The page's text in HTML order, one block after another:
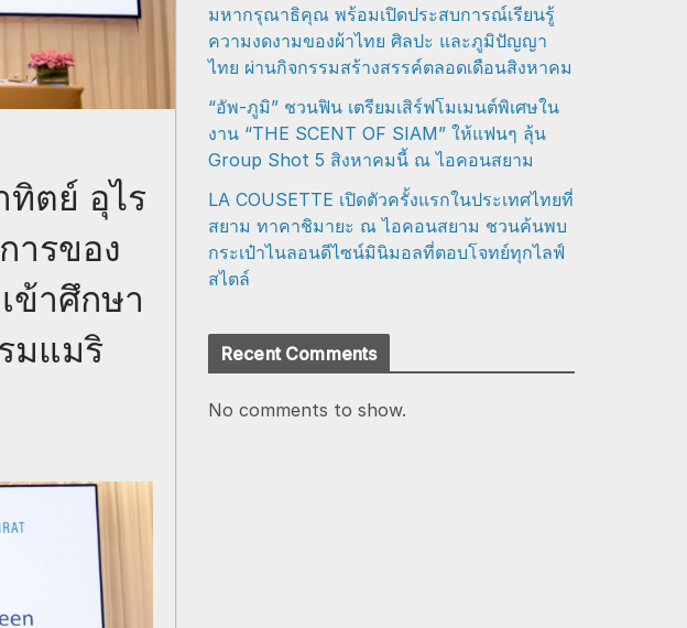
ตย์ อุไร
ารของ
ข้าศึกษา
มแมริ
มหากรุณาธิคุณ พร้อมเปิดประสบการณ์เรียนรู้
ความงดงามของผ้าไทย ศิลปะ และภูมิปัญญา
ไทย ผ่านกิจกรรมสร้างสรรค์ตลอดเดือนสิงหาคม
“อัพ-ภูมิ” ชวนฟิน เตรียมเสิร์ฟโมเมนต์พิเศษใน
งาน “THE SCENT OF SIAM” ให้แฟนๆ ลุ้น
Group Shot 5 สิงหาคมนี้ ณ ไอคอนสยาม
LA COUSETTE เปิดตัวครั้งแรกในประเทศไทยที่
สยาม ทาคาชิมายะ ณ ไอคอนสยาม ชวนค้นพบ
กระเป๋าไนลอนดีไซน์มินิมอลที่ตอบโจทย์ทุกไลฟ์
สไตล์
Recent Comments
No comments to show.